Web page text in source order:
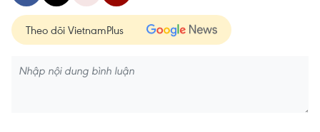
Theo dõi VietnamPlus